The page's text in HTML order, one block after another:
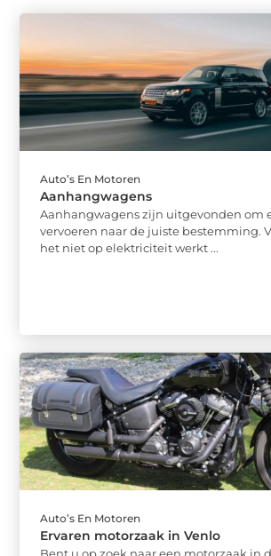
Auto’s En Motoren
Aanhangwagens
Aanhangwagens zijn uitgevonden om
vervoeren naar de juiste bestemming.
het niet op elektriciteit werkt ...
Auto’s En Motoren
Ervaren motorzaak in Venlo